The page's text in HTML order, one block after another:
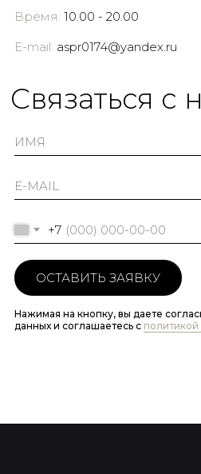
Время: 10.00 - 20.00
E-mail: aspr0174@yandex.ru
Cвязаться с
+7
ОСТАВИТЬ ЗАЯВКУ
Нажимая на кнопку, вы даете
данных и соглашаетесь c